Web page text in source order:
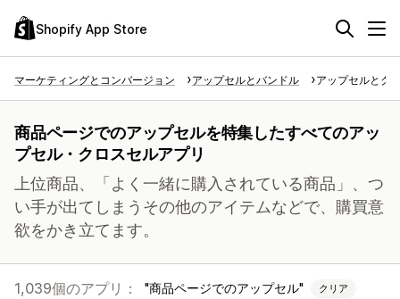
Shopify App Store
マーケティングとコンバージョン アップセルとバンドル アップセルとク
商品ページでのアップセルを特集したすべてのアッ
プセル・クロスセルアプリ
上位商品、「よく一緒に購入されている商品」、つ
い手が出てしまうその他のアイテムなどで、購買意
欲をかき立てます。
1,039個のアプリ： 商品ページでのアップセル クリア